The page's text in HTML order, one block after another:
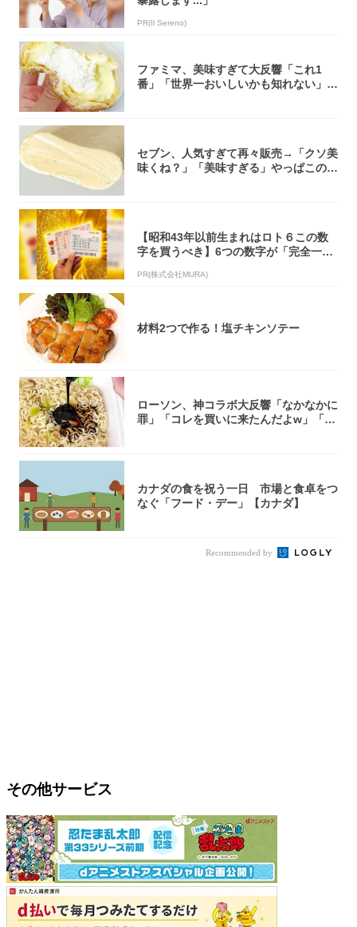
PR(Il Sereno)
ファミマ、美味すぎて大反響「これ1
番」「世界一おいしいかも知れない」
セブン、人気すぎて再々販売→「クソ美
味くね？」「美味すぎる」やっぱこのク
【昭和43年以前生まれはロト６この数
字を買うべき】6つの数字が「完全一
PR(株式会社MURA)
材料2つで作る！塩チキンソテー
ローソン、神コラボ大反響「なかなかに
罪」「コレを買いに来たんだよw」「３
カナダの食を祝う一日 市場と食卓をつ
なぐ「フード・デー」【カナダ】
Recommended by
その他サービス